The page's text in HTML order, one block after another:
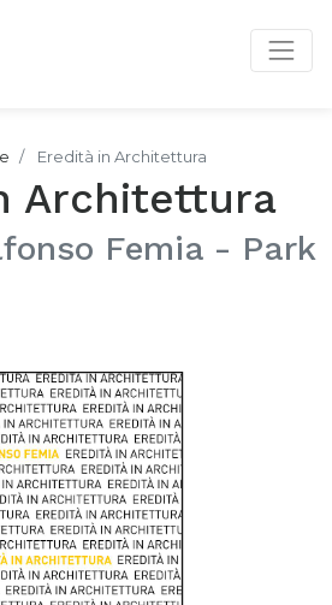
Eredità in Architettura
Architettura
Femia - Park